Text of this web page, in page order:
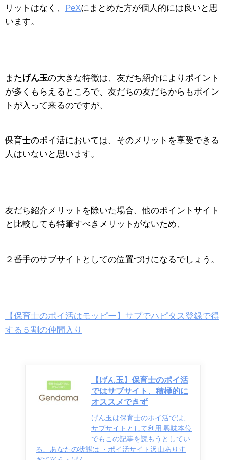
リットはなく、 PeXにまとめた方が個人的には良いと思
います。
またげん玉の大きな特徴は、友だち紹介によりポイント
が多くもらえるところで、友だちの友だちからもポイン
トが入って来るのですが、
保育士のポイ活においては、そのメリットを享受できる
人はいないと思います。
友だち紹介メリットを除いた場合、他のポイントサイト
と比較しても特筆すべきメリットがないため、
２番手のサブサイトとしての位置づけになるでしょう。
【保育士のポイ活はモッピー】サブでハピタス登録で得
する５割の仲間入り
【げん玉】保育士のポイ活
ではサブサイト、積極的に
オススメできず
げん玉は保育士のポイ活では、
サブサイトとして利用 興味本位
でもこの記事を読もうとしてい
る、あなたの状態は ・ポイ活サイト沢山ありす